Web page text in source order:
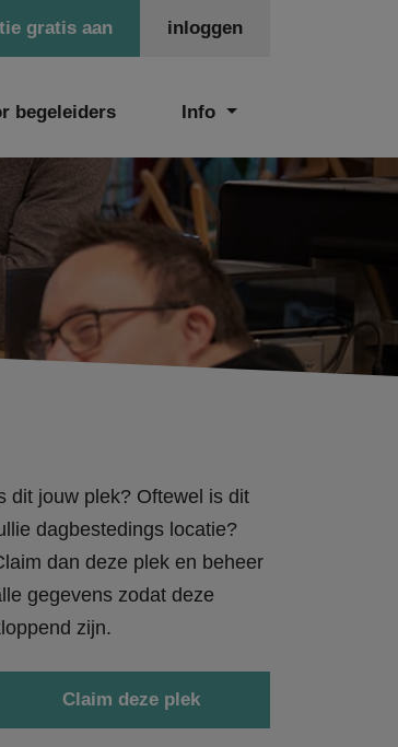
inloggen
gratis aan
begeleiders Info
dit jouw plek? Oftewel is dit
dagbestedings locatie?
dan deze plek en beheer
gegevens zodat deze
zijn.
Claim deze plek